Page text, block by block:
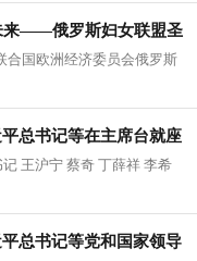
来——俄罗斯妇女联盟圣
会、“一带一路”国际科
合国欧洲经济委员会俄罗斯
总书记等在主席台就座
王沪宁 蔡奇 丁薛祥 李希
总书记等党和国家领导